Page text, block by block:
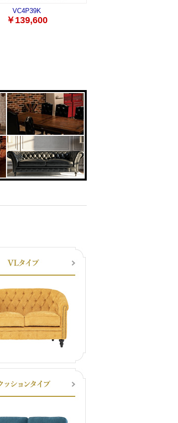
VC4P39K
￥139,600